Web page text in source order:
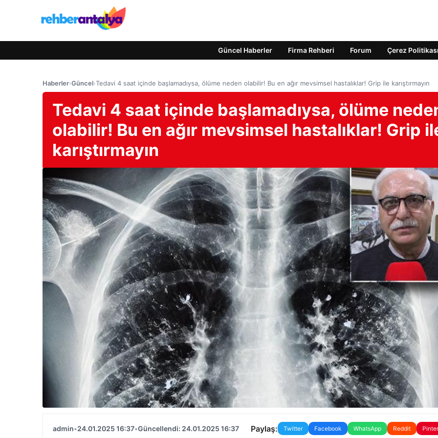
Güncel Haberler Firma Rehberi Forum Çerez Politikası
Haberler›Güncel›Tedavi 4 saat içinde başlamadıysa, ölüme neden olabilir! Bu en ağır mevsimsel hastalıklar! Grip ile karıştırmayın
Tedavi 4 saat içinde başlamadıysa, ölüme
olabilir! Bu en ağır mevsimsel hastalıklar! Grip
karıştırmayın
admin•24.01.2025 16:37•Güncellendi: 24.01.2025 16:37 Paylaş: Twitter Facebook WhatsApp Reddit